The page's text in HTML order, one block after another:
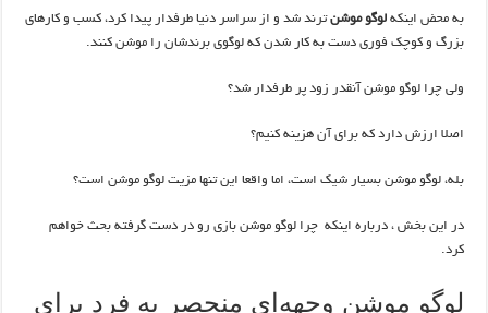
به محض اینکهلوگو موشنترند شد و از سراسر دنیا طرفدار پیدا کرد، کسب و کارهای
بزرگ و کوچک فوری دست به کار شدن که لوگوی برندشان را موشن کنند.
ولی چرا لوگو موشن آنقدر زود پر طرفدار شد؟
اصلا ارزش دارد که برای آن هزینه کنیم؟
بله، لوگو موشن بسیار شیک است، اما واقعا این تنها مزیت لوگو موشن است؟
در این بخش ، درباره اینکه چرا لوگو موشن بازی رو در دست گرفته بحث خواهم
کرد.
لوگو موشن وجهه‌ای منحصر به فرد برای